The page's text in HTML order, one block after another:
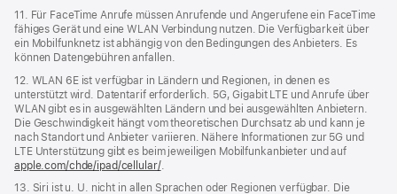
11. Für FaceTime Anrufe müssen Anrufende und Angerufene ein FaceTime
fähiges Gerät und eine WLAN Verbindung nutzen. Die Verfügbarkeit über
ein Mobilfunknetz ist abhängig von den Bedingungen des Anbieters. Es
können Datengebühren anfallen.
12. WLAN 6E ist verfügbar in Ländern und Regionen, in denen es
unterstützt wird. Datentarif erforderlich. 5G, Gigabit LTE und Anrufe über
WLAN gibt es in ausgewählten Ländern und bei ausgewählten Anbietern.
Die Geschwindigkeit hängt vom theoretischen Durchsatz ab und kann je
nach Standort und Anbieter variieren. Nähere Informationen zur 5G und
LTE Unterstützung gibt es beim jeweiligen Mobilfunkanbieter und auf
apple.com/chde/ipad/cellular/.
13. Siri ist u. U. nicht in allen Sprachen oder Regionen verfügbar. Die